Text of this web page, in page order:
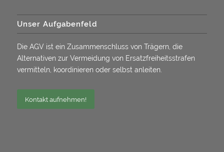
Unser Aufgabenfeld
Die AGV ist ein Zusammenschluss von Trägern, die
Alternativen zur Vermeidung von Ersatzfreiheitsstrafen
vermitteln, koordinieren oder selbst anleiten.
Kontakt aufnehmen!